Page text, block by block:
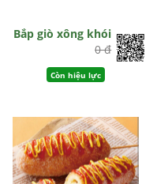
Bắp giò xông khói
0 đ
Còn hiệu lực